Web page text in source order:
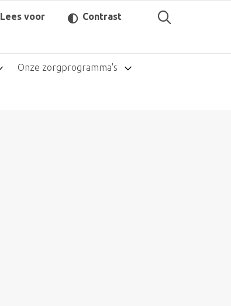
Lees voor Contrast
Onze zorgprogramma's